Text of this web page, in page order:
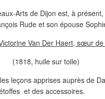
Van Der Haert, sœur
(1818, huile sur toile)
leçons apprises auprès de
et des accessoires.